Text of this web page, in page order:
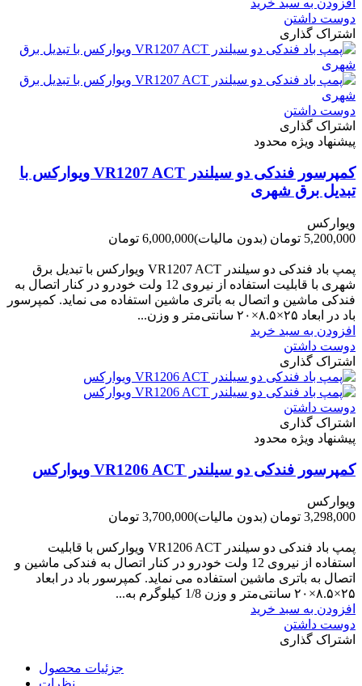
افزودن به سبد خرید
دوست داشتن
اشتراک گذاری
دوست داشتن
اشتراک گذاری
پیشنهاد ویژه محدود
کمپرسور فندکی دو سیلندر VR1207 ACT ویوارکس با
تبدیل برق شهری
ویوارکس
5,200,000 تومان
(بدون مالیات)6,000,000 تومان
پمپ باد فندکی دو سیلندر VR1207 ACT ویوارکس با تبدیل برق
شهری با قابلیت استفاده از نیروی 12 ولت خودرو در کنار اتصال به
فندکی ماشین و اتصال به باتری ماشین استفاده می نماید. کمپرسور
باد در ابعاد ۲۵×۸.۵×۲۰ سانتی‌متر و وزن...
افزودن به سبد خرید
دوست داشتن
اشتراک گذاری
دوست داشتن
اشتراک گذاری
پیشنهاد ویژه محدود
کمپرسور فندکی دو سیلندر VR1206 ACT ویوارکس
ویوارکس
3,298,000 تومان
(بدون مالیات)3,700,000 تومان
پمپ باد فندکی دو سیلندر VR1206 ACT ویوارکس با قابلیت
استفاده از نیروی 12 ولت خودرو در کنار اتصال به فندکی ماشین و
اتصال به باتری ماشین استفاده می نماید. کمپرسور باد در ابعاد
۲۵×۸.۵×۲۰ سانتی‌متر و وزن 1/8 کیلوگرم به...
افزودن به سبد خرید
دوست داشتن
اشتراک گذاری
جزئیات محصول